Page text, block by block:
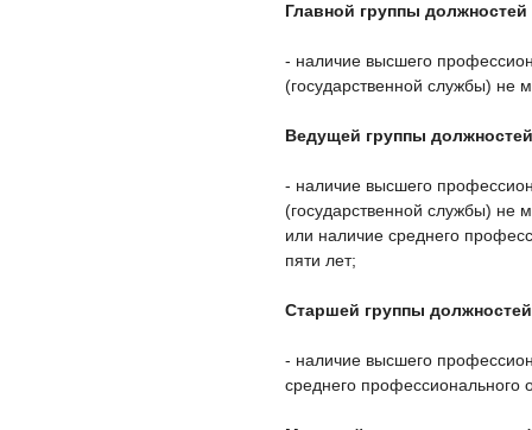
Главной группы
- наличие высшего
(государственной службы) не
Ведущей группы
- наличие высшего
(государственной службы) не
или наличие среднего
пяти лет;
Старшей группы
- наличие высшего
среднего профессионального